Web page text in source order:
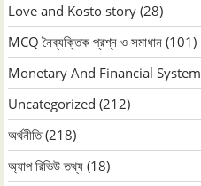
Love and Kosto story (28)
MCQ নৈব্যক্তিক প্রশ্ন ও সমাধান (101)
Monetary And Financial System
Uncategorized (212)
অর্থনীতি(218)
অ্যাপ রিভিউ তথ্য (18)